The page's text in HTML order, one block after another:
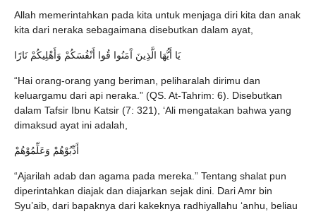
Allah memerintahkan pada kita untuk menjaga diri kita dan anak
kita dari neraka sebagaimana disebutkan dalam ayat,
يَا أَيُّهَا الَّذِينَ آَمَنُوا قُوا أَنْفُسَكُمْ وَأَهْلِيكُمْ نَارًا
“Hai orang-orang yang beriman, peliharalah dirimu dan
keluargamu dari api neraka.” (QS. At-Tahrim: 6). Disebutkan
dalam Tafsir Ibnu Katsir (7: 321), ‘Ali mengatakan bahwa yang
dimaksud ayat ini adalah,
أَدِّبُوْهُمْ وَعَلِّمُوْهُمْ
“Ajarilah adab dan agama pada mereka.” Tentang shalat pun
diperintahkan diajak dan diajarkan sejak dini. Dari Amr bin
Syu’aib, dari bapaknya dari kakeknya radhiyallahu ‘anhu, beliau